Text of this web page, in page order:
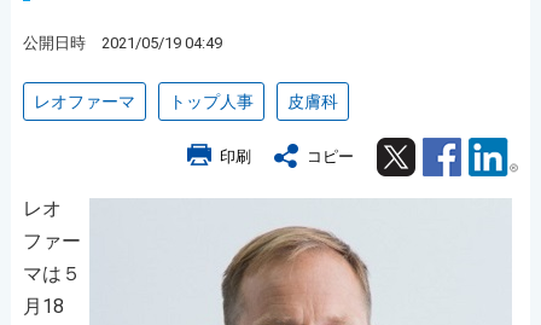
公開日時 2021/05/19 04:49
レオファーマ トップ人事 皮膚科
印刷 コピー Twitter Facebook
レオ
ファー
マは５
月18